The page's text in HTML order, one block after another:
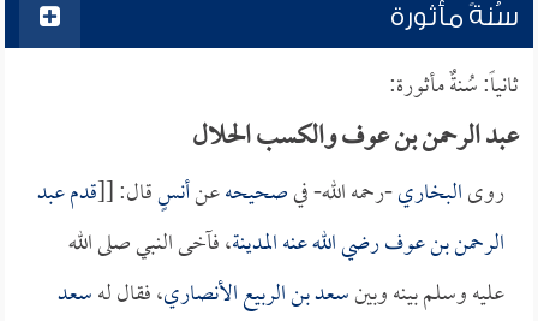
سُنةً مأثورة
ثانياً: سُنةٌ مأثورة:
عبد الرحمن بن عوف والكسب الحلال
روىالبخاري-رحمه الله- فيصحيحهعنأنسٍقال: [[قدمعبد
الرحمن بن عوفرضي الله عنهالمدينة، فآخى النبي صلى الله
عليه وسلم بينه وبينسعد بن الربيع الأنصاري، فقال لهسعد